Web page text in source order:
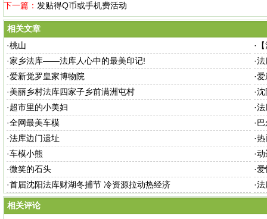
下一篇： 发贴得Q币或手机费活动
相关文章
·桃山 ·
·家乡法库——法库人心中的最美印记! ·法
·爱新觉罗皇家博物院 ·爱
·美丽乡村法库四家子乡前满洲屯村 ·沈
·超市里的小美妇 ·法
·全网最美车模 ·
·法库边门遗址 ·热
·车模小熊 ·动
·微笑的石头 ·爱
·首届沈阳法库财湖冬捕节 冷资源拉动热经济 ·法
相关评论